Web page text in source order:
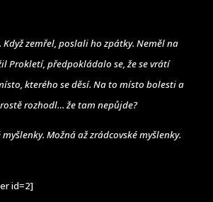
Když zemřel, poslali ho zpátky. Neměl na
Prokletí, předpokládalo se, že se vrátí
kterého se děsí. Na to místo bolesti a
rozhodl… že tam nepůjde?
Možná až zrádcovské myšlenky.
id=2]